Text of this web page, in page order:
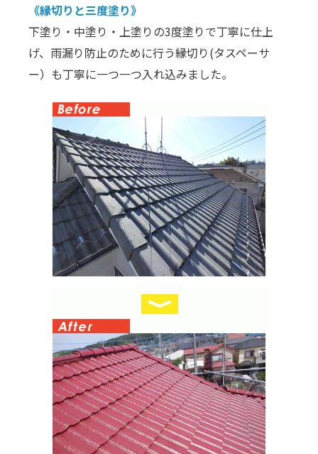
《縁切りと三度塗り》
下塗り・中塗り・上塗りの3度塗りで丁寧に仕上
げ、雨漏り防止のために行う縁切り(タスペーサ
ー）も丁寧に一つ一つ入れ込みました。